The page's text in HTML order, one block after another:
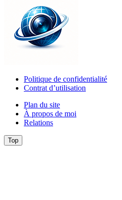
Politique de confidentialité
Contrat d’utilisation
Plan du site
À propos de moi
Relations
Top